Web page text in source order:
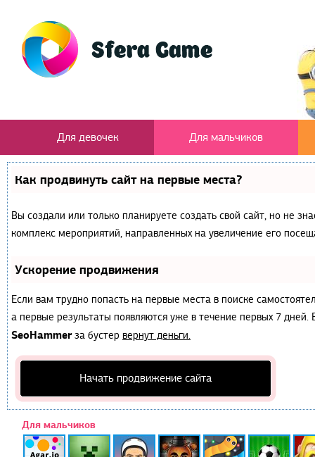
Для девочек Для мальчиков
Как продвинуть сайт на первые места?
Вы создали или только планируете создать свой сайт, но не
комплекс мероприятий, направленных на увеличение его
Ускорение продвижения
Если вам трудно попасть на первые места в поиске
а первые результаты появляются уже в течение первых 7
SeoHammerза бустер вернут деньги.
Начать продвижение сайта
Для мальчиков